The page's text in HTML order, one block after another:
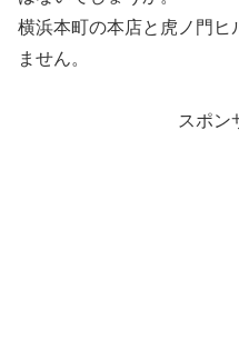
横浜本町の本店と虎ノ門ヒ
ません。
スポン